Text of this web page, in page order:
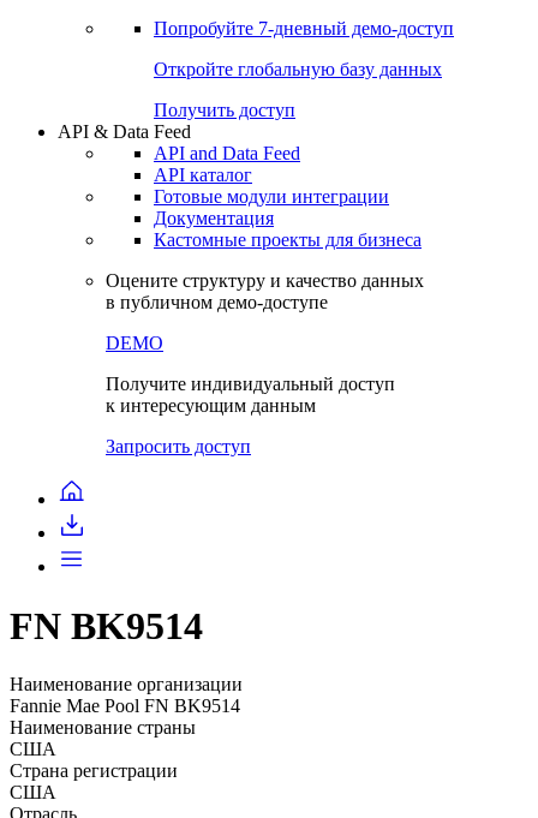
Попробуйте 7-дневный демо-доступ
Откройте глобальную базу данных
Получить доступ
API & Data Feed
API and Data Feed
API каталог
Готовые модули интеграции
Документация
Кастомные проекты для бизнеса
Оцените структуру и качество данных
в публичном демо-доступе
DEMO
Получите индивидуальный доступ
к интересующим данным
Запросить доступ
FN BK9514
Наименование организации
Fannie Mae Pool FN BK9514
Наименование страны
США
Страна регистрации
США